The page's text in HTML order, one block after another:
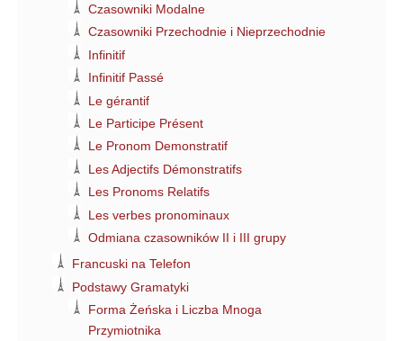
Czasowniki Modalne
Czasowniki Przechodnie i Nieprzechodnie
Infinitif
Infinitif Passé
Le gérantif
Le Participe Présent
Le Pronom Demonstratif
Les Adjectifs Démonstratifs
Les Pronoms Relatifs
Les verbes pronominaux
Odmiana czasowników II i III grupy
Francuski na Telefon
Podstawy Gramatyki
Forma Żeńska i Liczba Mnoga
Przymiotnika